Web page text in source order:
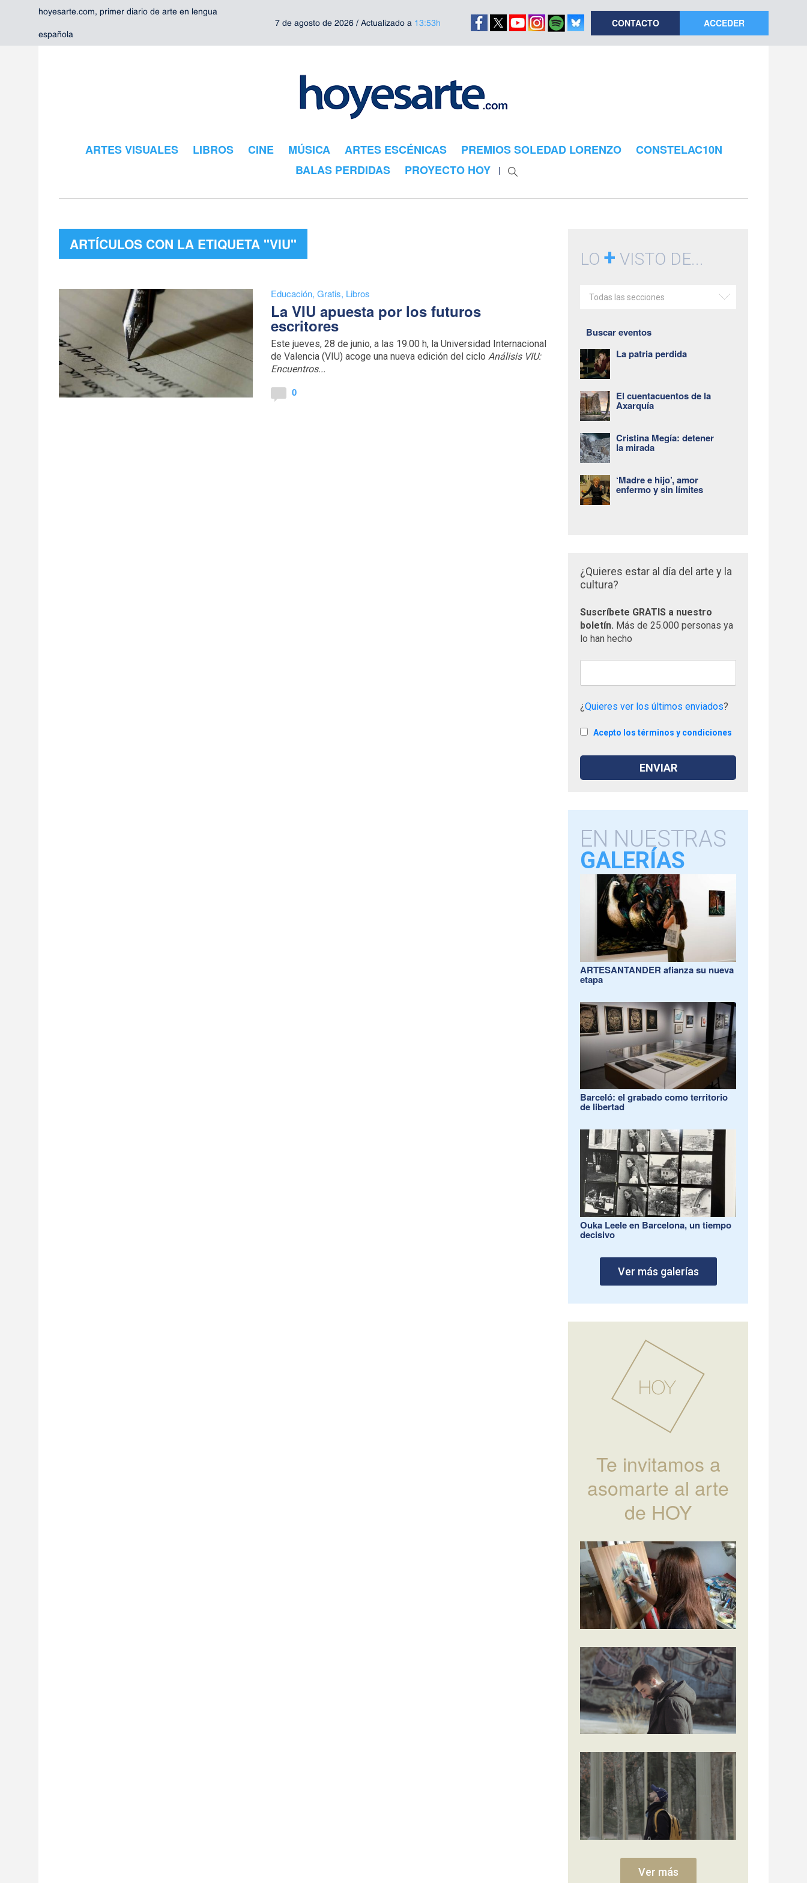
hoyesarte.com, primer diario de arte en lengua
española
7 de agosto de 2026 / Actualizado a 13:53h CONTACTO ACCEDER
ARTES VISUALES LIBROS CINE MÚSICA ARTES ESCÉNICAS PREMIOS SOLEDAD LORENZO
CONSTELAC10N
BALAS PERDIDAS
PROYECTO HOY
ARTÍCULOS CON LA ETIQUETA "VIU"
Educación,Gratis, Libros
La VIU apuesta por los futuros
escritores
Este jueves, 28 de junio, a las 19.00 h, la Universidad Internacional
de Valencia (VIU) acoge una nueva edición del cicloAnálisis VIU:
Encuentros...
0
LO+ VISTO DE...
Todas las secciones
Buscar eventos
La patria perdida
El cuentacuentos de la
Axarquía
Cristina Megía: detener
la mirada
‘Madre e hijo’, amor
enfermo y sin límites
¿Quieres estar al día del arte y la
cultura?
Suscríbete GRATIS a nuestro
boletín. Más de 25.000 personas ya
lo han hecho
¿Quieres ver los últimos enviados?
Acepto los términos y condiciones
EN NUESTRAS
GALERÍAS
ARTESANTANDER afianza su nueva
etapa
Barceló: el grabado como territorio
de libertad
Ouka Leele en Barcelona, un tiempo
decisivo
Ver más galerías
Te invitamos a
asomarte al arte
de HOY
Ver más